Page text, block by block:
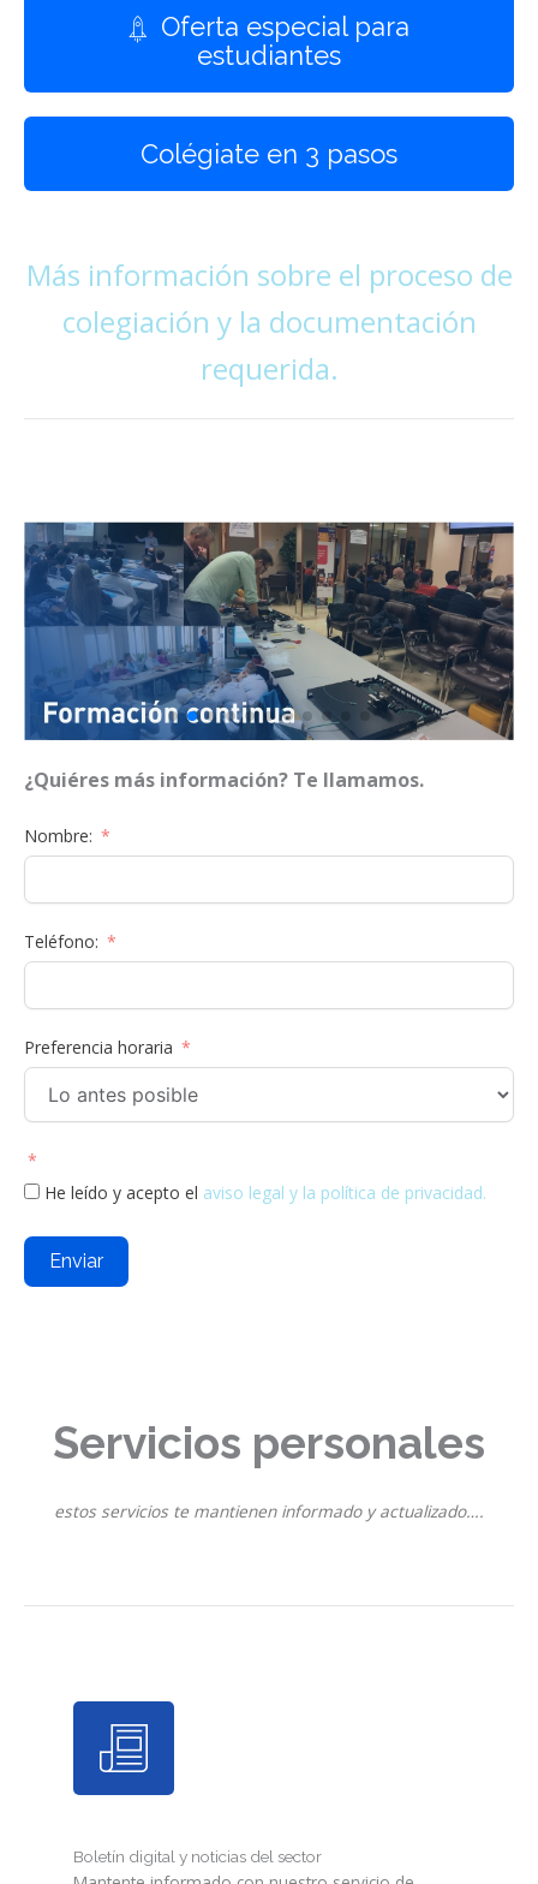
Oferta especial para
estudiantes
Colégiate en 3 pasos
Más información sobre el proceso de
colegiación y la documentación
requerida.
¿Quiéres más información? Te llamamos.
Nombre:
Teléfono:
Preferencia horaria
He leído y acepto el aviso legal y la política de privacidad.
Enviar
Servicios personales
estos servicios te mantienen informado y actualizado….
Boletín digital y noticias del sector